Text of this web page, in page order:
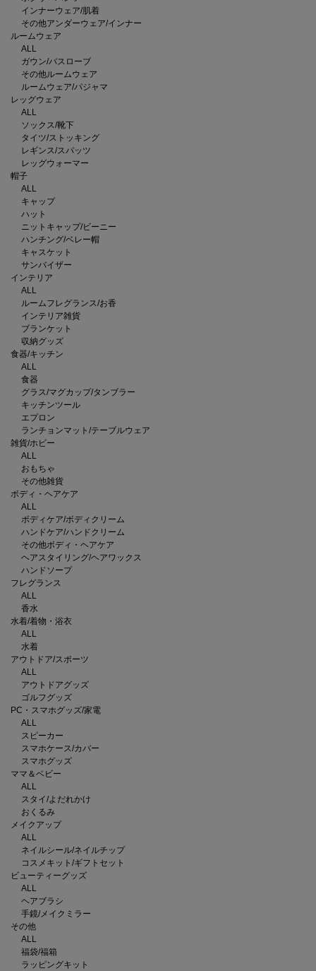
インナーウェア/肌着
その他アンダーウェア/インナー
ルームウェア
ALL
ガウン/バスローブ
その他ルームウェア
ルームウェア/パジャマ
レッグウェア
ALL
ソックス/靴下
タイツ/ストッキング
レギンス/スパッツ
レッグウォーマー
帽子
ALL
キャップ
ハット
ニットキャップ/ビーニー
ハンチング/ベレー帽
キャスケット
サンバイザー
インテリア
ALL
ルームフレグランス/お香
インテリア雑貨
ブランケット
収納グッズ
食器/キッチン
ALL
食器
グラス/マグカップ/タンブラー
キッチンツール
エプロン
ランチョンマット/テーブルウェア
雑貨/ホビー
ALL
おもちゃ
その他雑貨
ボディ・ヘアケア
ALL
ボディケア/ボディクリーム
ハンドケア/ハンドクリーム
その他ボディ・ヘアケア
ヘアスタイリング/ヘアワックス
ハンドソープ
フレグランス
ALL
香水
水着/着物・浴衣
ALL
水着
アウトドア/スポーツ
ALL
アウトドアグッズ
ゴルフグッズ
PC・スマホグッズ/家電
ALL
スピーカー
スマホケース/カバー
スマホグッズ
ママ＆ベビー
ALL
スタイ/よだれかけ
おくるみ
メイクアップ
ALL
ネイルシール/ネイルチップ
コスメキット/ギフトセット
ビューティーグッズ
ALL
ヘアブラシ
手鏡/メイクミラー
その他
ALL
福袋/福箱
ラッピングキット